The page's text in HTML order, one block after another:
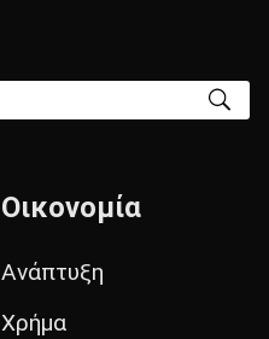
Οικονομία
Ανάπτυξη
Χρήμα